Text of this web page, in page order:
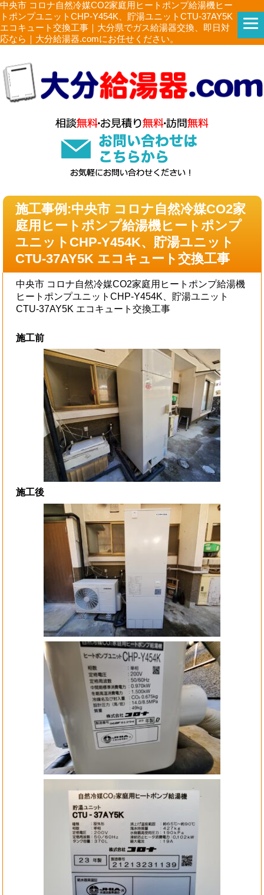
中央市 コロナ自然冷媒CO2家庭用ヒートポンプ給湯機ヒー
トポンプユニットCHP-Y454K、貯湯ユニットCTU-37AY5K
エコキュート交換工事｜大分県でガス給湯器交換、即日対
応なら｜大分給湯器.comにお任せください。
施工事例:中央市 コロナ自然冷媒CO2家
庭用ヒートポンプ給湯機ヒートポンプ
ユニットCHP-Y454K、貯湯ユニット
CTU-37AY5K エコキュート交換工事
中央市 コロナ自然冷媒CO2家庭用ヒートポンプ給湯機
ヒートポンプユニットCHP-Y454K、貯湯ユニット
CTU-37AY5K エコキュート交換工事
施工前
施工後